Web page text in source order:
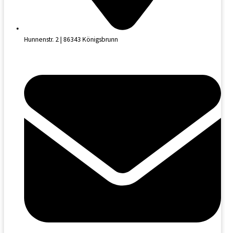
Hunnenstr. 2 | 86343 Königsbrunn